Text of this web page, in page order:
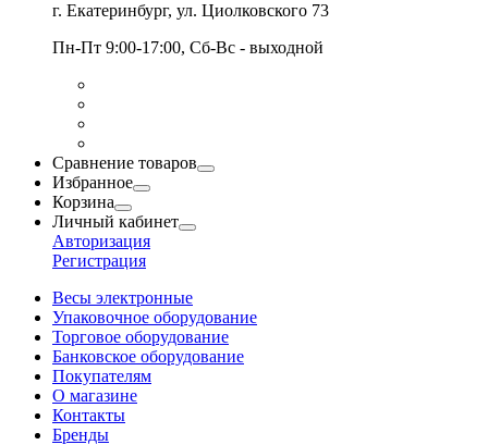
г. Екатеринбург, ул. Циолковского 73
Пн-Пт 9:00-17:00, Сб-Вс - выходной
Сравнение товаров
Избранное
Корзина
Личный кабинет
Авторизация
Регистрация
Весы электронные
Упаковочное оборудование
Торговое оборудование
Банковское оборудование
Покупателям
О магазине
Контакты
Бренды